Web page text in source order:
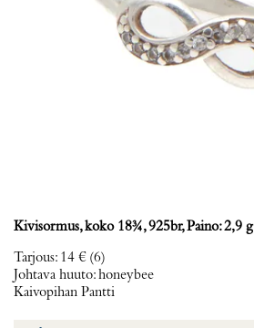
Kivisormus, koko 18¾, 925br, Paino: 2,9 g
Tarjous: 14 € (6)
Johtava huuto:honeybee
Kaivopihan Pantti